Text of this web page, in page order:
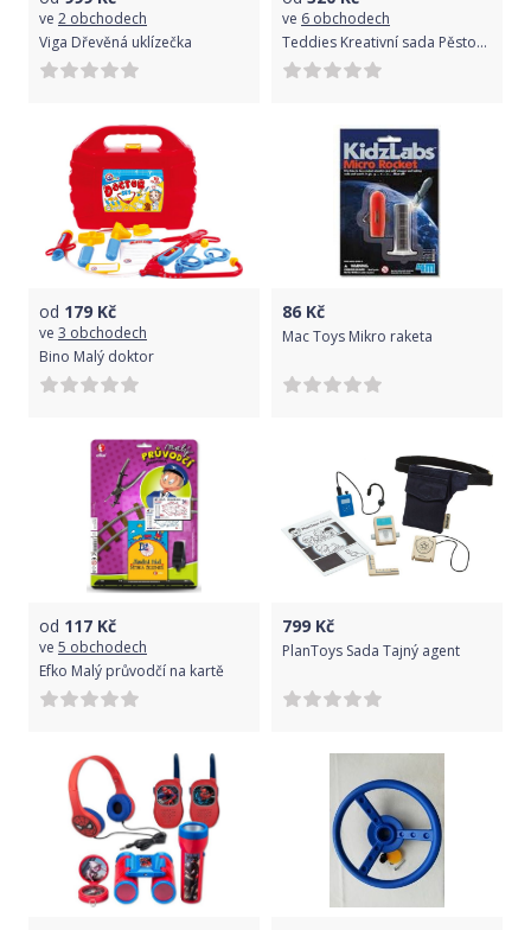
ve 2 obchodech
Viga Dřevěná uklízečka
ve 6 obchodech
Teddies Kreativní sada Pěstování květin plast s doplňky
od 179 Kč
ve 3 obchodech
Bino Malý doktor
86 Kč
Mac Toys Mikro raketa
od 117 Kč
ve 5 obchodech
Efko Malý průvodčí na kartě
799 Kč
PlanToys Sada Tajný agent